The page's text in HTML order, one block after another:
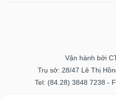
Vận hành bởi
Trụ sở: 28/47 Lê Thị
Tel: (84.28) 3848 7238 -